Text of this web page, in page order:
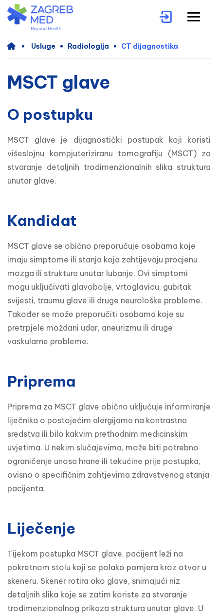
Usluge Radiologija CT dijagnostika
MSCT glave
O postupku
MSCT glave je dijagnostički postupak koji koristi
višeslojnu kompjuteriziranu tomografiju (MSCT) za
stvaranje detaljnih trodimenzionalnih slika struktura
unutar glave.
Kandidat
MSCT glave se obično preporučuje osobama koje
imaju simptome ili stanja koja zahtijevaju procjenu
mozga ili struktura unutar lubanje. Ovi simptomi
mogu uključivati glavobolje, vrtoglavicu, gubitak
svijesti, traumu glave ili druge neurološke probleme.
Također se može preporučiti osobama koje su
pretrpjele moždani udar, aneurizmu ili druge
vaskularne probleme.
Priprema
Priprema za MSCT glave obično uključuje informiranje
liječnika o postojećim alergijama na kontrastna
sredstva ili bilo kakvim prethodnim medicinskim
uvjetima. U nekim slučajevima, može biti potrebno
ograničenje unosa hrane ili tekućine prije postupka,
ovisno o specifičnim zahtjevima zdravstvenog stanja
pacijenta.
Liječenje
Tijekom postupka MSCT glave, pacijent leži na
pokretnom stolu koji se polako pomjera kroz otvor u
skeneru. Skener rotira oko glave, snimajući niz
detaljnih slika koje se zatim koriste za stvaranje
trodimenzionalnog prikaza struktura unutar glave. U